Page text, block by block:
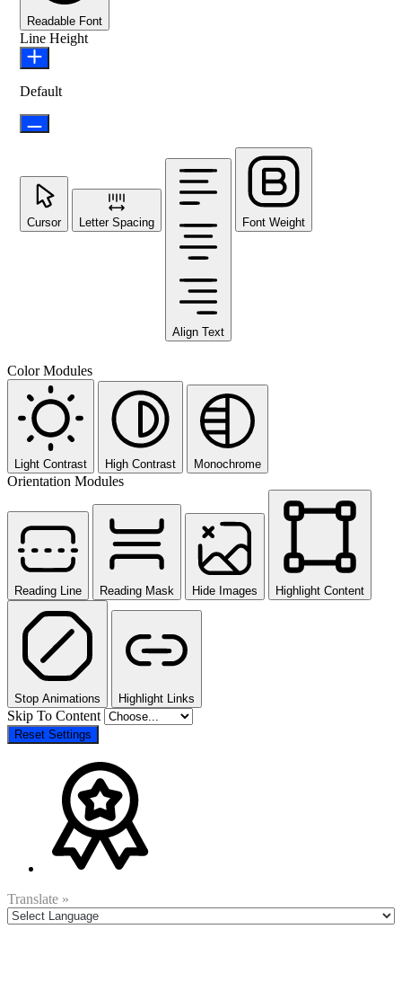
Readable Font
Line Height
Default
Cursor Letter Spacing
Align Text
Font Weight
Color Modules
Light Contrast High Contrast Monochrome
Orientation Modules
Reading Line Reading Mask Hide Images Highlight Content
Stop Animations Highlight Links
Skip To Content
Reset Settings
Translate »